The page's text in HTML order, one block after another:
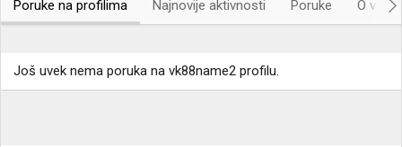
Poruke na profilima Najnovije aktivnosti Poruke O
Još uvek nema poruka na vk88name2 profilu.